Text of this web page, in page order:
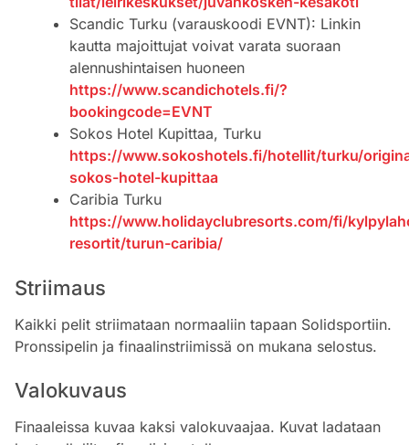
Scandic Turku (varauskoodi EVNT): Linkin
kautta majoittujat voivat varata suoraan
alennushintaisen huoneen
https://www.scandichotels.fi/?
bookingcode=EVNT
Sokos Hotel Kupittaa, Turku
https://www.sokoshotels.fi/hotellit/turku/
sokos-hotel-kupittaa
Caribia Turku
https://www.holidayclubresorts.com/fi/
resortit/turun-caribia/
Striimaus
Kaikki pelit striimataan normaaliin tapaan Solidsportiin.
Pronssipelin ja finaalinstriimissä on mukana selostus.
Valokuvaus
Finaaleissa kuvaa kaksi valokuvaajaa. Kuvat ladataan